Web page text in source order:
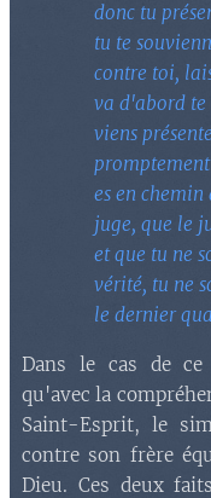
donc tu
tu te
contre toi,
va d'abord te
viens
es en
juge, que le
et que tu ne
vérité, tu ne
le dernier
Dans le cas de ce
qu'avec la
Saint-Esprit, le
contre son frère
Dieu. Ces deux